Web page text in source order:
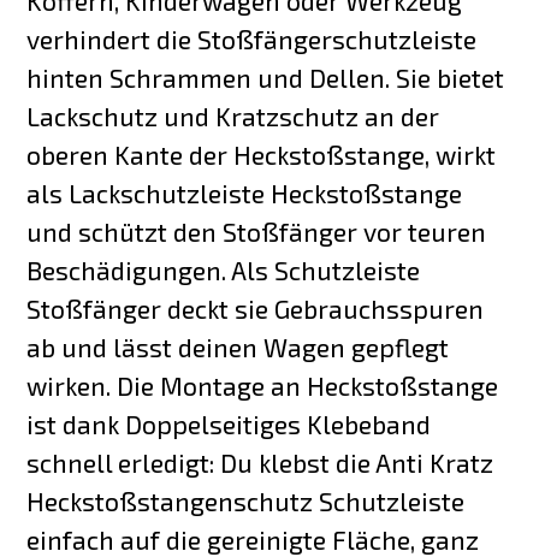
verhindert die Stoßfängerschutzleiste
hinten Schrammen und Dellen. Sie bietet
Lackschutz und Kratzschutz an der
oberen Kante der Heckstoßstange, wirkt
als Lackschutzleiste Heckstoßstange
und schützt den Stoßfänger vor teuren
Beschädigungen. Als Schutzleiste
Stoßfänger deckt sie Gebrauchsspuren
ab und lässt deinen Wagen gepflegt
wirken. Die Montage an Heckstoßstange
ist dank Doppelseitiges Klebeband
schnell erledigt: Du klebst die Anti Kratz
Heckstoßstangenschutz Schutzleiste
einfach auf die gereinigte Fläche, ganz